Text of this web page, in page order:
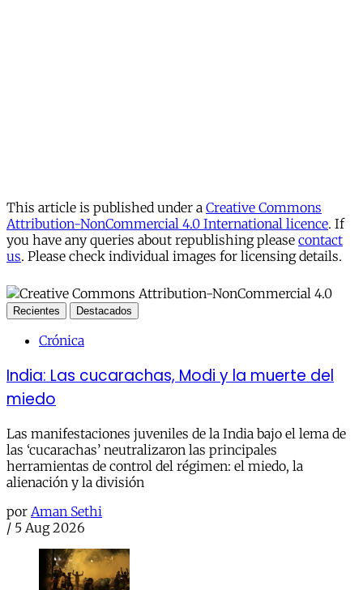
This article is published under a Creative Commons
Attribution-NonCommercial 4.0 International licence. If
you have any queries about republishing please contact
us. Please check individual images for licensing details.
Recientes Destacados
Crónica
India: Las cucarachas, Modi y la muerte del
miedo
Las manifestaciones juveniles de la India bajo el lema de
las ‘cucarachas’ neutralizaron las principales
herramientas de control del régimen: el miedo, la
alienación y la división
por Aman Sethi
/ 5 Aug 2026